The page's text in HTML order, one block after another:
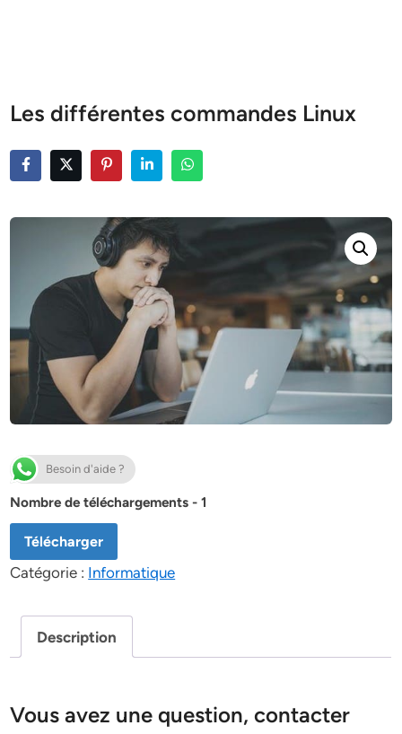
Les différentes commandes Linux
Besoin d'aide ?
Nombre de téléchargements - 1
Télécharger
Catégorie : Informatique
Description
Vous avez une question, contacter